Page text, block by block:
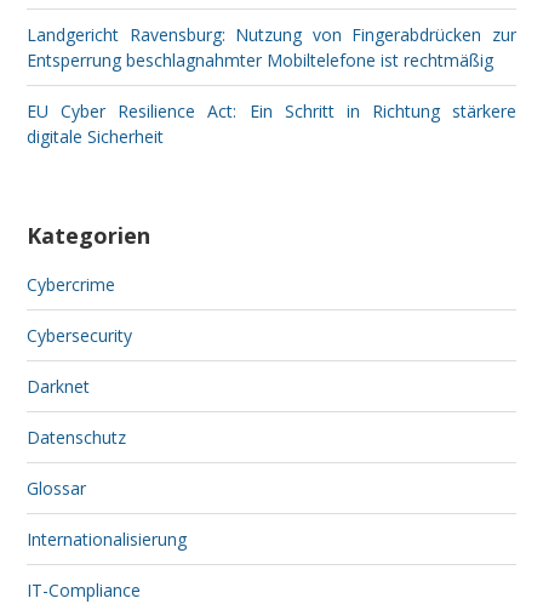
Landgericht Ravensburg: Nutzung von Fingerabdrücken zur
Entsperrung beschlagnahmter Mobiltelefone ist rechtmäßig
EU Cyber Resilience Act: Ein Schritt in Richtung stärkere
digitale Sicherheit
Kategorien
Cybercrime
Cybersecurity
Darknet
Datenschutz
Glossar
Internationalisierung
IT-Compliance